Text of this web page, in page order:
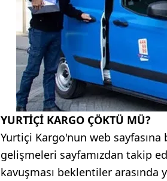
YURTİÇİ KARGO ÇÖKTÜ MÜ?
Yurtiçi Kargo'nun web
gelişmeleri sayfamızdan takip
kavuşması beklentiler arasında